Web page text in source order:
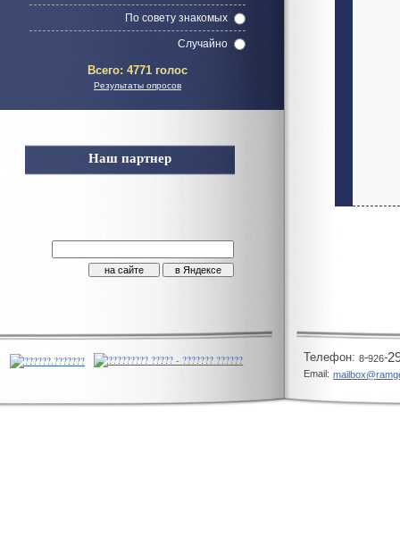
По совету знакомых
Случайно
Всего: 4771 голос
Результаты опросов
Наш партнер
Телeфон: 8-926-
Email: